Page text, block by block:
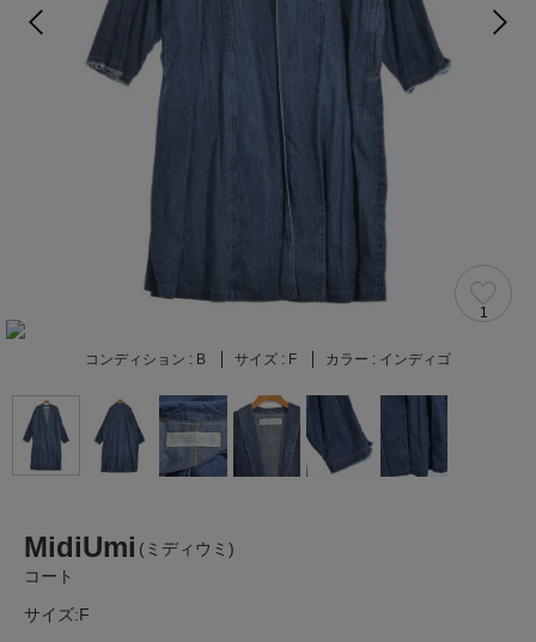
1
コンディション : B サイズ : F カラー : インディゴ
MidiUmi (ミディウミ)
コート
サイズ:F